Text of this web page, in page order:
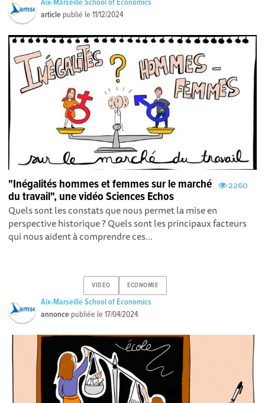
Aix-Marseille School of Economics
article publié le11/12/2024
2260
"Inégalités hommes et femmes sur le marché
du travail", une vidéo Sciences Echos
Quels sont les constats que nous permet la mise en
perspective historique ? Quels sont les principaux facteurs
qui nous aident à comprendre ces...
VIDEO ECONOMIE
Aix-Marseille School of Economics
annonce publiée le17/04/2024